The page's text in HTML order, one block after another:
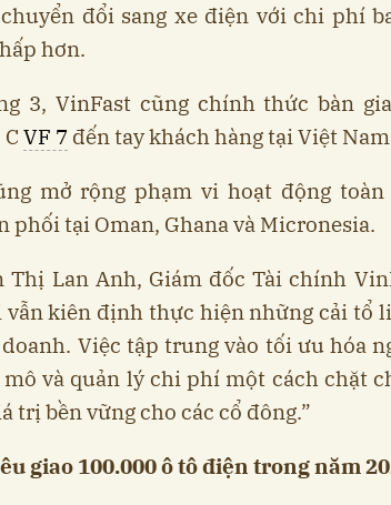
đổi sang xe điện với chi phí
hơn.
3, VinFast cũng chính thức bàn
VF 7 đến tay khách hàng tại Việt
mở rộng phạm vi hoạt động
phối tại Oman, Ghana và Micronesia.
Thị Lan Anh, Giám đốc Tài chính
vẫn kiên định thực hiện những cải tổ
Việc tập trung vào tối ưu hóa
và quản lý chi phí một cách chặt
trị bền vững cho các cổ đông.”
giao 100.000 ô tô điện trong năm